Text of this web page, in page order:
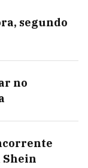
segundo
no
Shein